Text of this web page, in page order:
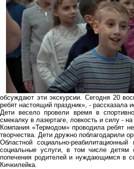
обсуждают эти экскурсии. Сегодня 20
ребят настоящий праздник», - рассказала
Дети весело провели время в
смекалку в лазертаге, ловкость и силу - на
Компания «Термодом» проводила ребят
творчества. Дети дружно поблагодарили
Областной социально-
социальные услуги, в том числе детям
попечения родителей и нуждающимся в
Кичкилейка.